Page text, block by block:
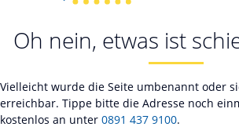
Oh nein, etwas ist
Vielleicht wurde die Seite umbenannt oder
erreichbar. Tippe bitte die Adresse noch
kostenlos an unter 0891 437 9100.